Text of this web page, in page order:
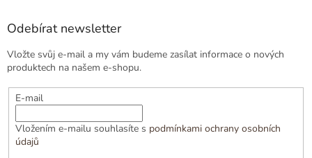
Odebírat newsletter
Vložte svůj e-mail a my vám budeme zasílat informace o nových
produktech na našem e-shopu.
E-mail
Vložením e-mailu souhlasíte s podmínkami ochrany osobních
údajů